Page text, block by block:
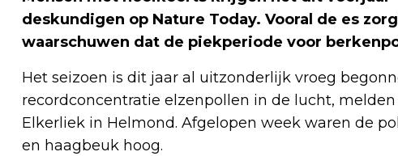
deskundigen op Nature Today. Vooral de es
waarschuwen dat de piekperiode voor
Het seizoen is dit jaar al uitzonderlijk vroeg
recordconcentratie elzenpollen in de lucht,
Elkerliek in Helmond. Afgelopen week waren de
en haagbeuk hoog.